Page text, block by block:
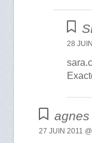
28
agnes
27 JUIN 2011